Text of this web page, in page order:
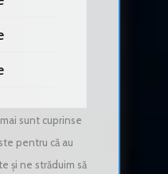
sunt cuprinse
pentru că au
și ne străduim să